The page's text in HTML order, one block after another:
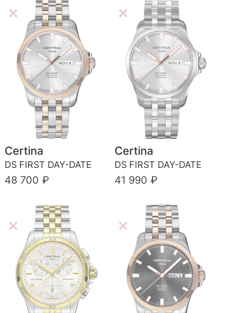
Certina
DS FIRST DAY-DATE
48 700 ₽
Certina
DS FIRST DAY-DATE
41 990 ₽